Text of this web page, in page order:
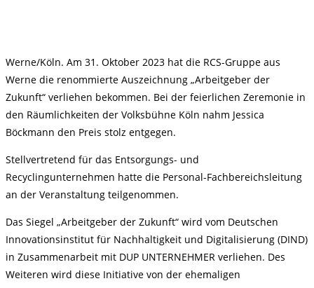
Werne/Köln. Am 31. Oktober 2023 hat die RCS-Gruppe aus
Werne die renommierte Auszeichnung „Arbeitgeber der
Zukunft“ verliehen bekommen. Bei der feierlichen Zeremonie in
den Räumlichkeiten der Volksbühne Köln nahm Jessica
Böckmann den Preis stolz entgegen.
Stellvertretend für das Entsorgungs- und
Recyclingunternehmen hatte die Personal-Fachbereichsleitung
an der Veranstaltung teilgenommen.
Das Siegel „Arbeitgeber der Zukunft“ wird vom Deutschen
Innovationsinstitut für Nachhaltigkeit und Digitalisierung (DIND)
in Zusammenarbeit mit DUP UNTERNEHMER verliehen. Des
Weiteren wird diese Initiative von der ehemaligen